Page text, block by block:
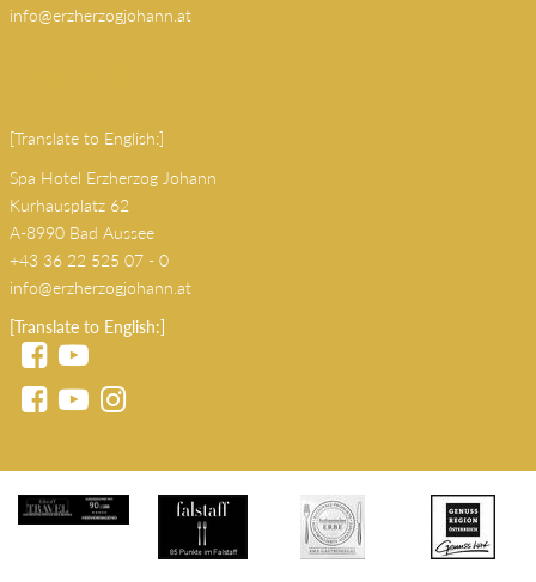
info@erzherzogjohann.at
[Translate to English:]
Spa Hotel Erzherzog Johann
Kurhausplatz 62
A-8990 Bad Aussee
+43 36 22 525 07 - 0
info@erzherzogjohann.at
[Translate to English:]